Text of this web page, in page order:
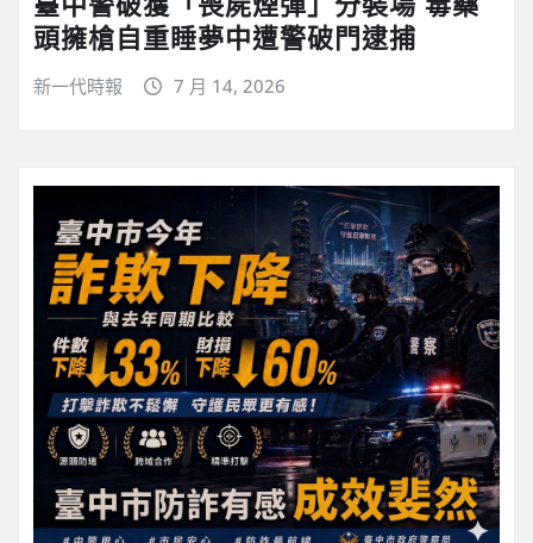
頭擁槍自重睡夢中遭警破門逮捕
新一代時報 7 月 14, 2026